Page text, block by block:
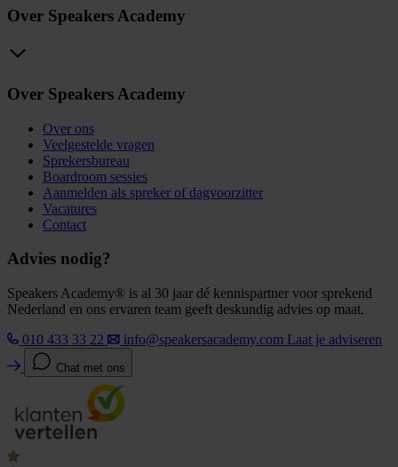
Over Speakers Academy
Over Speakers Academy
Over ons
Veelgestelde vragen
Sprekersbureau
Boardroom sessies
Aanmelden als spreker of dagvoorzitter
Vacatures
Contact
Advies nodig?
Speakers Academy® is al 30 jaar dé kennispartner voor sprekend
Nederland en ons ervaren team geeft deskundig advies op maat.
010 433 33 22
info@speakersacademy.com Laat je adviseren
Chat met ons